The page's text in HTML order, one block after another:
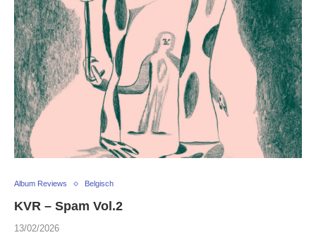
Album Reviews Belgisch
KVR – Spam Vol.2
13/02/2026